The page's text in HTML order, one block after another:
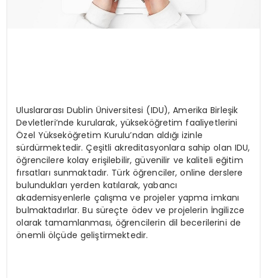
Uluslararası Dublin Üniversitesi (IDU), Amerika Birleşik
Devletleri’nde kurularak, yükseköğretim faaliyetlerini
Özel Yükseköğretim Kurulu’ndan aldığı izinle
sürdürmektedir. Çeşitli akreditasyonlara sahip olan IDU,
öğrencilere kolay erişilebilir, güvenilir ve kaliteli eğitim
fırsatları sunmaktadır. Türk öğrenciler, online derslere
bulundukları yerden katılarak, yabancı
akademisyenlerle çalışma ve projeler yapma imkanı
bulmaktadırlar. Bu süreçte ödev ve projelerin İngilizce
olarak tamamlanması, öğrencilerin dil becerilerini de
önemli ölçüde geliştirmektedir.